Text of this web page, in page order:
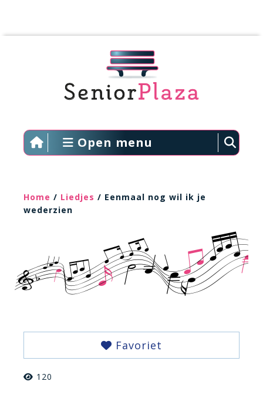
Open menu
Home / Liedjes / Eenmaal nog wil ik je
wederzien
Favoriet
120